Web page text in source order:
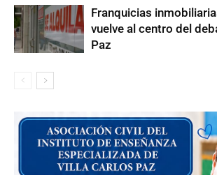
Franquicias
vuelve al centro del
Paz